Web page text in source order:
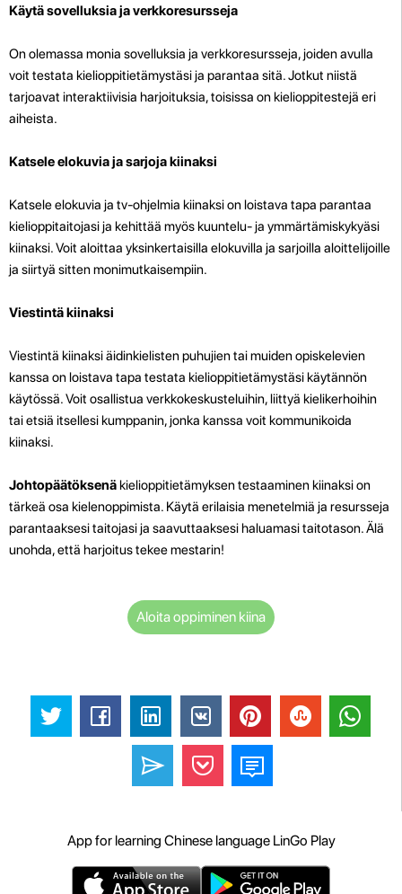
Käytä sovelluksia ja verkkoresursseja
On olemassa monia sovelluksia ja verkkoresursseja, joiden avulla
voit testata kielioppitietämystäsi ja parantaa sitä. Jotkut niistä
tarjoavat interaktiivisia harjoituksia, toisissa on kielioppitestejä eri
aiheista.
Katsele elokuvia ja sarjoja kiinaksi
Katsele elokuvia ja tv-ohjelmia kiinaksi on loistava tapa parantaa
kielioppitaitojasi ja kehittää myös kuuntelu- ja ymmärtämiskykyäsi
kiinaksi. Voit aloittaa yksinkertaisilla elokuvilla ja sarjoilla aloittelijoille
ja siirtyä sitten monimutkaisempiin.
Viestintä kiinaksi
Viestintä kiinaksi äidinkielisten puhujien tai muiden opiskelevien
kanssa on loistava tapa testata kielioppitietämystäsi käytännön
käytössä. Voit osallistua verkkokeskusteluihin, liittyä kielikerhoihin
tai etsiä itsellesi kumppanin, jonka kanssa voit kommunikoida
kiinaksi.
Johtopäätöksenäkielioppitietämyksen testaaminen kiinaksi on
tärkeä osa kielenoppimista. Käytä erilaisia menetelmiä ja resursseja
parantaaksesi taitojasi ja saavuttaaksesi haluamasi taitotason. Älä
unohda, että harjoitus tekee mestarin!
Aloita oppiminen kiina
App for learning Chinese language LinGo Play